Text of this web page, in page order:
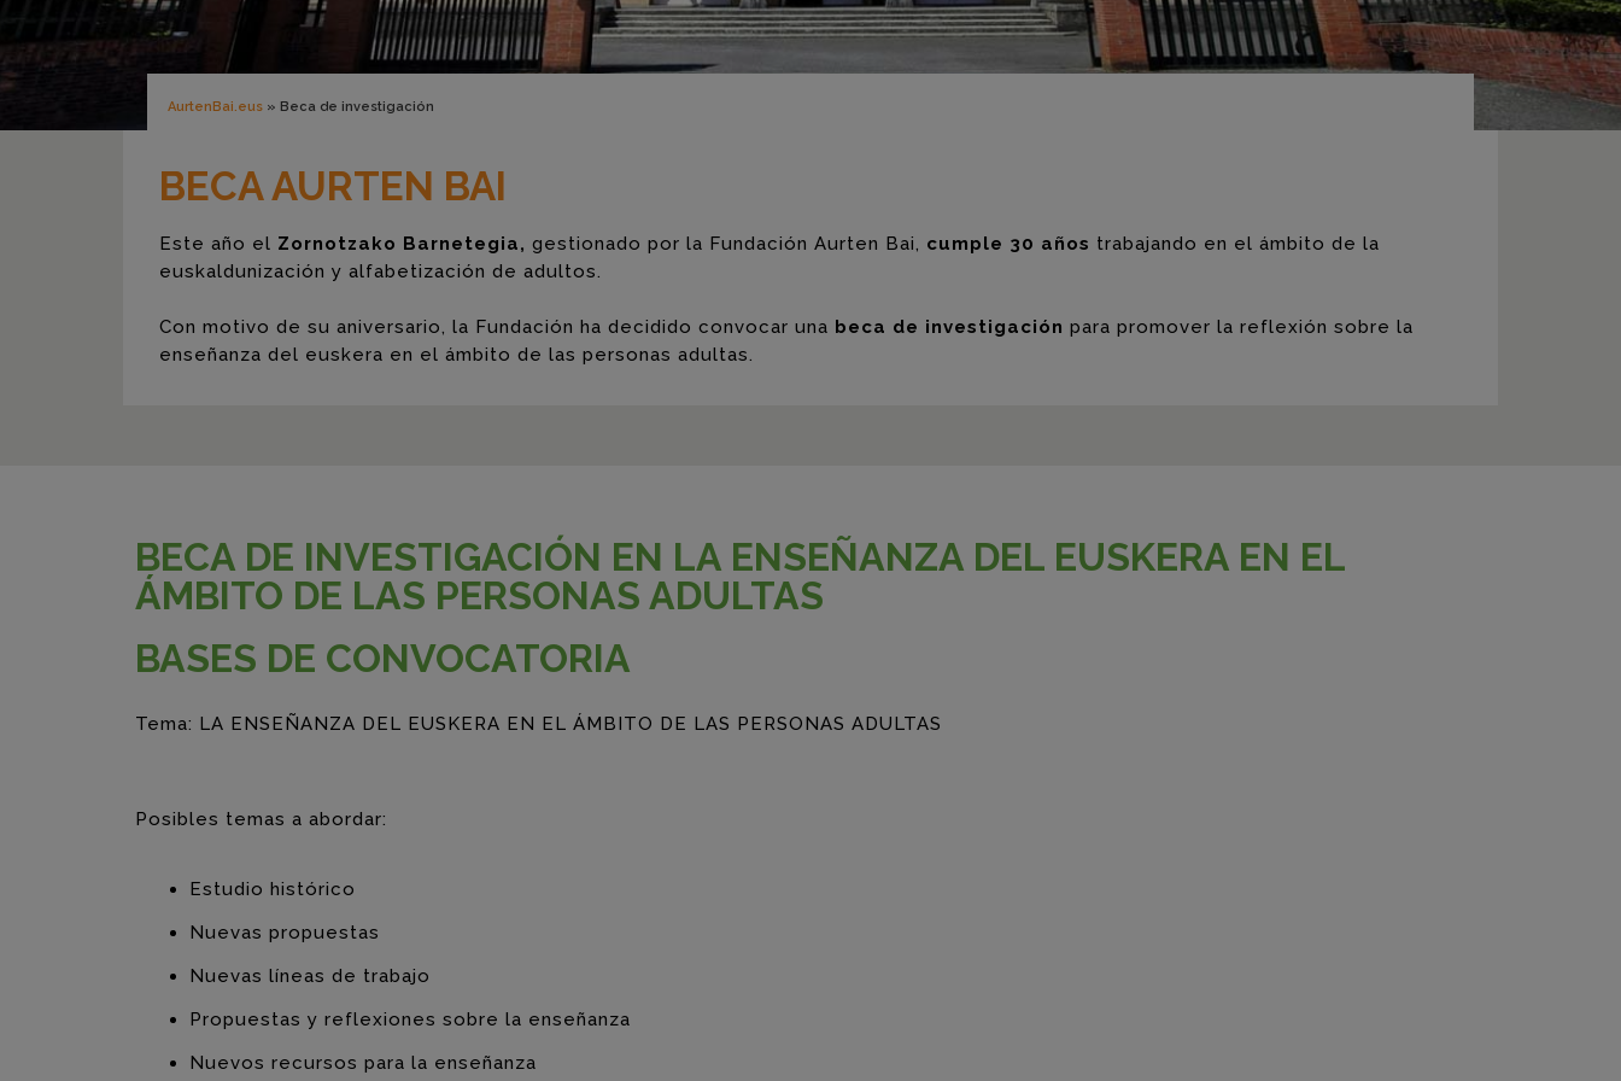
AurtenBai.eus » Beca de investigación
BECA AURTEN BAI
Este año el Zornotzako Barnetegia, gestionado por la Fundación Aurten Bai, cumple 30 años trabajando en el ámbito de la
euskaldunización y alfabetización de adultos.
Con motivo de su aniversario, la Fundación ha decidido convocar una beca de investigación para promover la reflexión sobre la
enseñanza del euskera en el ámbito de las personas adultas.
BECA DE INVESTIGACIÓN EN LA ENSEÑANZA DEL EUSKERA EN EL
ÁMBITO DE LAS PERSONAS ADULTAS
BASES DE CONVOCATORIA
Tema: LA ENSEÑANZA DEL EUSKERA EN EL ÁMBITO DE LAS PERSONAS ADULTAS
Posibles temas a abordar:
Estudio histórico
Nuevas propuestas
Nuevas líneas de trabajo
Propuestas y reflexiones sobre la enseñanza
Nuevos recursos para la enseñanza